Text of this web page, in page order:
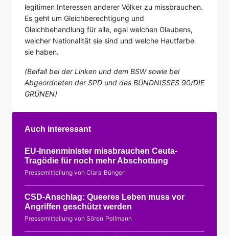
legitimen Interessen anderer Völker zu missbrauchen.
Es geht um Gleichberechtigung und
Gleichbehandlung für alle, egal welchen Glaubens,
welcher Nationalität sie sind und welche Hautfarbe
sie haben.
(Beifall bei der Linken und dem BSW sowie bei
Abgeordneten der SPD und des BÜNDNISSES 90/DIE
GRÜNEN)
Auch interessant
EU-Innenminister missbrauchen Ceuta-
Tragödie für noch mehr Abschottung
Pressemitteilung von Clara Bünger
CSD-Anschlag: Queeres Leben muss vor
Angriffen geschützt werden
Pressemitteilung von Sören Pellmann